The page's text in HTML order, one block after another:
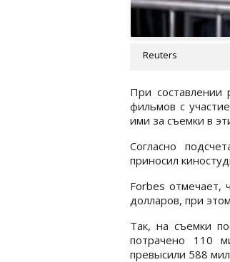
Reuters
При составлении
фильмов с
ими за съемки в
Согласно
приносил
Forbes отмечает,
долларов, при
Так, на съемки
потрачено 110
превысили 588